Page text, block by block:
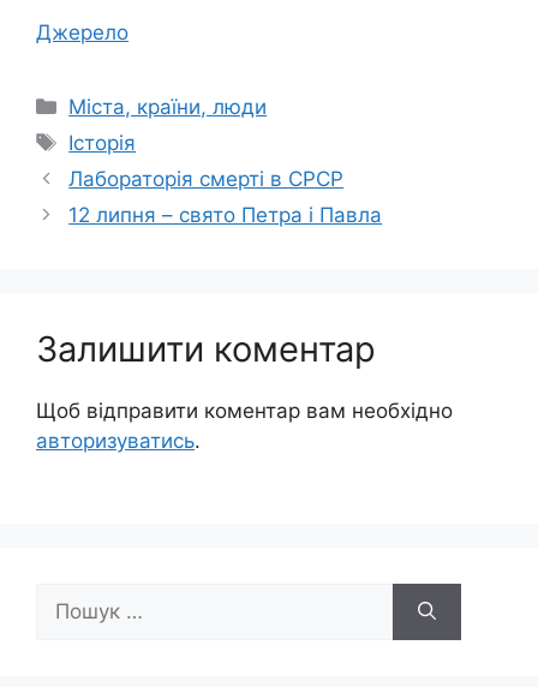
Джерело
Категорії
Міста, країни, люди
Позначки
Історія
Лабораторія смерті в СРСР
12 липня – свято Петра і Павла
Залишити коментар
Щоб відправити коментар вам необхідно
авторизуватись.